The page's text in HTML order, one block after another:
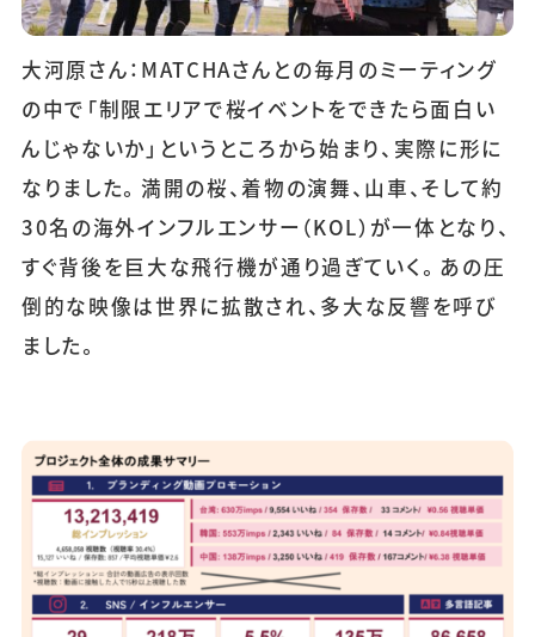
大河原さん：MATCHAさんとの毎月のミーティング
の中で「制限エリアで桜イベントをできたら面白い
んじゃないか」というところから始まり、実際に形に
なりました。満開の桜、着物の演舞、山車、そして約
30名の海外インフルエンサー（KOL）が一体となり、
すぐ背後を巨大な飛行機が通り過ぎていく。あの圧
倒的な映像は世界に拡散され、多大な反響を呼び
ました。